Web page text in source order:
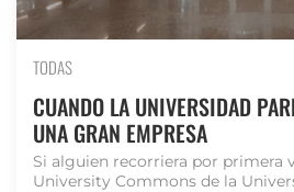
TODAS
CUANDO LA UNIVERSIDAD
UNA GRAN EMPRESA
Si alguien recorriera por primera
University Commons de la